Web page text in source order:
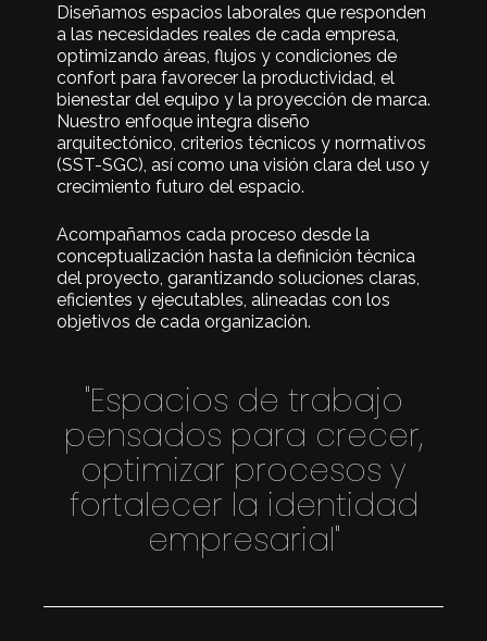
Diseñamos espacios laborales que responden
a las necesidades reales de cada empresa,
optimizando áreas, flujos y condiciones de
confort para favorecer la productividad, el
bienestar del equipo y la proyección de marca.
Nuestro enfoque integra diseño
arquitectónico, criterios técnicos y normativos
(SST-SGC), así como una visión clara del uso y
crecimiento futuro del espacio.
Acompañamos cada proceso desde la
conceptualización hasta la definición técnica
del proyecto, garantizando soluciones claras,
eficientes y ejecutables, alineadas con los
objetivos de cada organización.
"Espacios de trabajo
pensados para crecer,
optimizar procesos y
fortalecer la identidad
empresarial"